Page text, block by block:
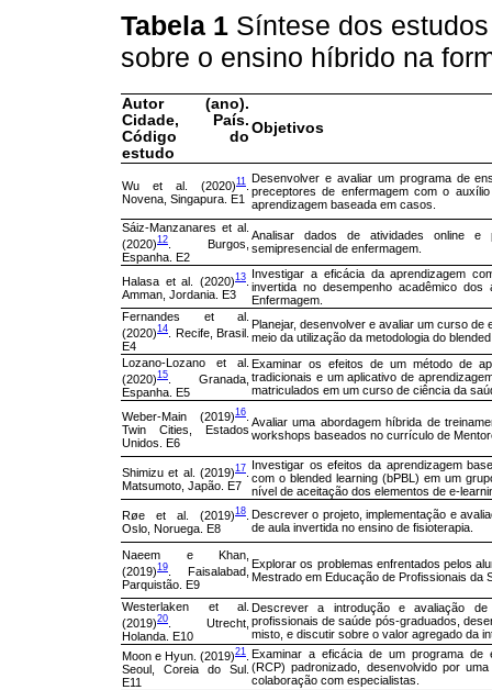
Tabela 1 Síntese dos
sobre o ensino híbrido na
Autor (ano).
Cidade, País.
Código do
estudo
Objetivos
Wu et al. (2020)11
Novena, Singapura. E1
Desenvolver e avaliar um programa de
preceptores de enfermagem com o
aprendizagem baseada em casos.
Sáiz-Manzanares et al.
(2020)12 . Burgos,
Espanha. E2
Analisar dados de atividades online
semipresencial de enfermagem.
Halasa et al. (2020)13
Amman, Jordania. E3
Investigar a eficácia da aprendizagem
invertida no desempenho acadêmico
Enfermagem.
Fernandes et al.
(2020)14 . Recife, Brasil.
E4
Planejar, desenvolver e avaliar um curso
meio da utilização da metodologia do
Lozano-Lozano et al.
(2020)15 . Granada,
Espanha. E5
Examinar os efeitos de um método de
tradicionais e um aplicativo de
matriculados em um curso de ciência da
Weber-Main (2019)16
Twin Cities, Estados
Unidos. E6
Avaliar uma abordagem híbrida de
workshops baseados no currículo de
Shimizu et al. (2019)17
Matsumoto, Japão. E7
Investigar os efeitos da aprendizagem
com o blended learning (bPBL) em um
nível de aceitação dos elementos de e-
Røe et al. (2019)18
Oslo, Noruega. E8
Descrever o projeto, implementação e
de aula invertida no ensino de fisioterapia.
Naeem e Khan,
(2019)19 . Faisalabad,
Parquistão. E9
Explorar os problemas enfrentados pelos
Mestrado em Educação de Profissionais da
Westerlaken et al.
(2019)20 . Utrecht,
Holanda. E10
Descrever a introdução e avaliação
profissionais de saúde pós-graduados,
misto, e discutir sobre o valor agregado da
Moon e Hyun. (2019)21
Seoul, Coreia do Sul.
E11
Examinar a eficácia de um programa de
(RCP) padronizado, desenvolvido por
colaboração com especialistas.